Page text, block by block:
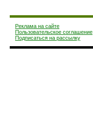
Реклама на сайте
Пользовательское соглашение
Подписаться на рассылку